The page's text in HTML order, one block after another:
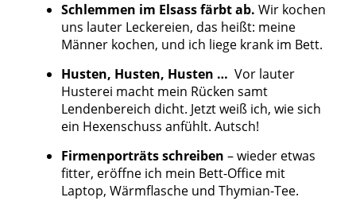
Schlemmen im Elsass färbt ab. Wir kochen
uns lauter Leckereien, das heißt: meine
Männer kochen, und ich liege krank im Bett.
Husten, Husten, Husten … Vor lauter
Husterei macht mein Rücken samt
Lendenbereich dicht. Jetzt weiß ich, wie sich
ein Hexenschuss anfühlt. Autsch!
Firmenporträts schreiben – wieder etwas
fitter, eröffne ich mein Bett-Office mit
Laptop, Wärmflasche und Thymian-Tee.